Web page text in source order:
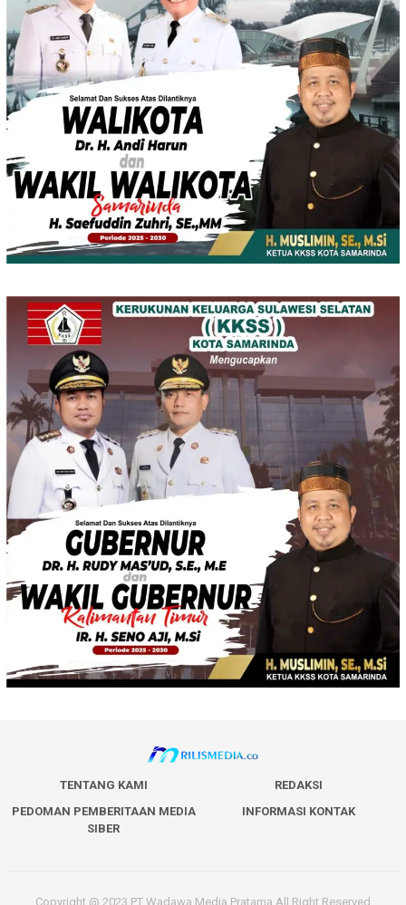
TENTANG KAMI
REDAKSI
PEDOMAN PEMBERITAAN MEDIA
SIBER
INFORMASI KONTAK
Copyright @ 2023 PT Wadawa Media Pratama All Right Reserved